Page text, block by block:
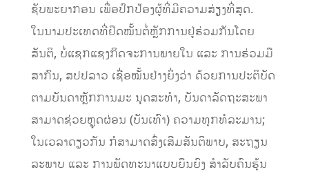
ຊັບພະຍາກອນ ເພື່ອປົກປ້ອງຜູ້ທີ່ມີຄວາມສ່ຽງທີ່ສຸດ.
ໃນນາມປະເທດທີ່ຢຶດໝັ້ນຕໍ່ຫຼັກການຢູ່ຮ່ວມກັນໂດຍ
ສັນຕິ, ບໍ່ແຊກແຊງກິດຈະການພາຍໃນ ແລະ ການຮ່ວມມື
ສາກົນ, ສປປລາວ ເຊື່ອໝັ້ນຢ່າງຍິ່ງວ່າ ດ້ວຍການປະຕິບັດ
ຕາມບັນດາຫຼັກການມະ ນຸດສະທຳ, ບັນດາລັດຖະສະພາ
ສາມາດຊ່ວຍຫຼຸດຜ່ອນ (ບັນເທົາ) ຄວາມທຸກທໍລະມານ;
ໃນເວລາດຽວກັນ ກໍສາມາດສົ່ງເສີມສັນຕິພາບ, ສະຖຽນ
ລະພາບ ແລະ ການພັດທະນາແບບຍືນຍົງ ສຳລັບຄົນຮຸ້ນ